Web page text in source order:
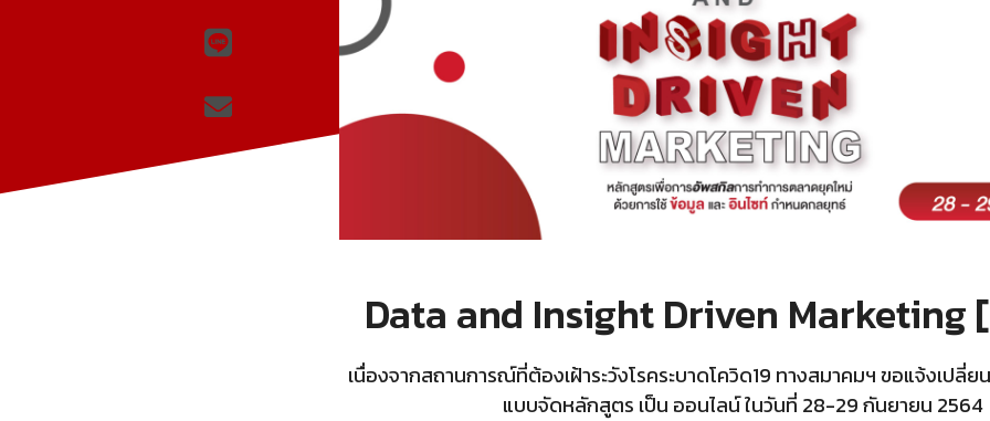
Data and Insight Driven Marketing
เนื่องจากสถานการณ์ที่ต้องเฝ้าระวังโรคระบาดโควิด19 ทางสมาคมฯ ขอแจ้งเปลี่
แบบจัดหลักสูตร เป็น ออนไลน์ ในวันที่ 28-29 กันยายน 2564